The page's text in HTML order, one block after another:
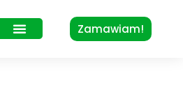
Zamawiam!